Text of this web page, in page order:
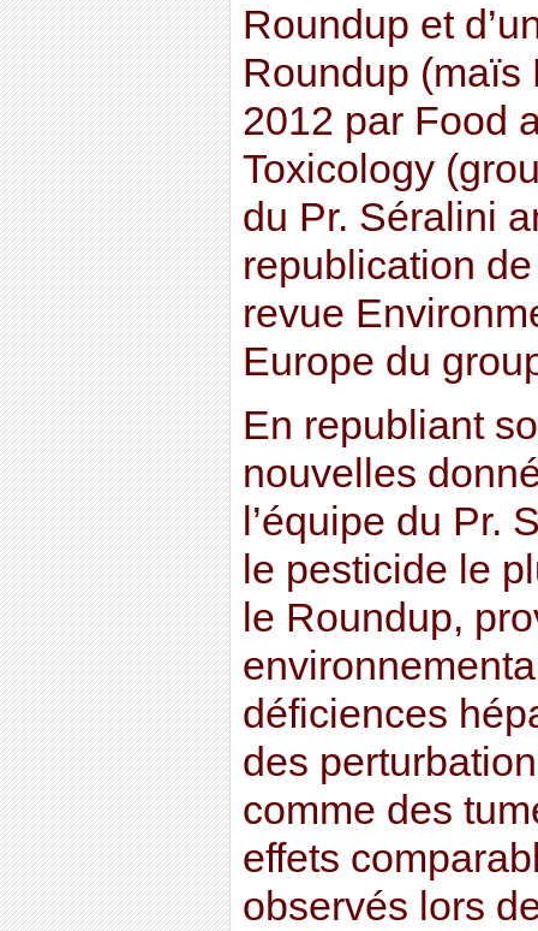
Roundup et
Roundup (maïs
2012 par Food
Toxicology
du Pr. Séralini
republication
revue
Europe du
En republiant
nouvelles
l’équipe du Pr.
le pesticide le
le Roundup,
déficiences
des
comme des
effets
observés lors